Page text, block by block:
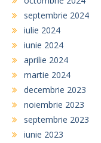
septembrie 2024
iulie 2024
iunie 2024
aprilie 2024
martie 2024
decembrie 2023
noiembrie 2023
septembrie 2023
iunie 2023